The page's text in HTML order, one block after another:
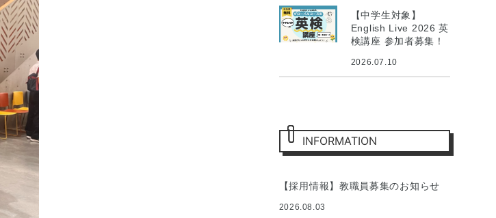
【中学生対象】
English Live 2026 英
検講座 参加者募集！
2026.07.10
INFORMATION
【採用情報】教職員募集のお知らせ
2026.08.03